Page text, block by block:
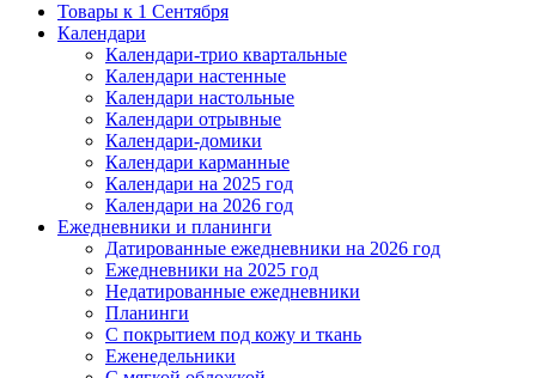
Товары к 1 Сентября
Календари
Календари-трио квартальные
Календари настенные
Календари настольные
Календари отрывные
Календари-домики
Календари карманные
Календари на 2025 год
Календари на 2026 год
Ежедневники и планинги
Датированные ежедневники на 2026 год
Ежедневники на 2025 год
Недатированные ежедневники
Планинги
С покрытием под кожу и ткань
Еженедельники